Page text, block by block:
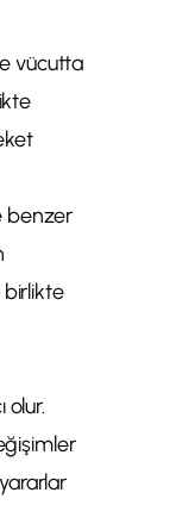
vücutta
benzer
birlikte
olur.